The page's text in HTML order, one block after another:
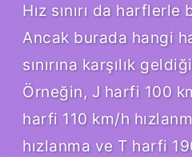
Hız sınırı da
Ancak burada hangi
sınırına karşılık
Örneğin, J harfi 100
harfi 110 km/h
hızlanma ve T harfi